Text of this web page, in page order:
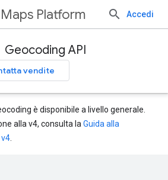
Maps Platform Accedi
Geocoding API
vendite
è disponibile a livello generale.
alla v4, consulta la Guida alla